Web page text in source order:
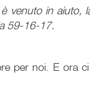
venuto in aiuto,
59-16-17.
per noi. E ora